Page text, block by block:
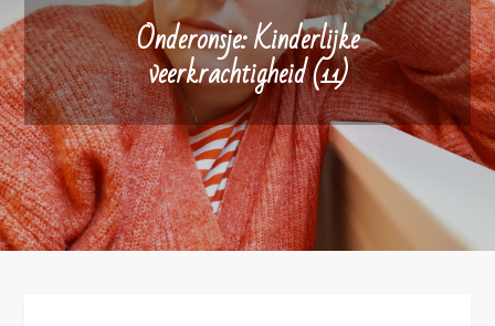
Onderonsje: Kinderlijke
veerkrachtigheid (11)